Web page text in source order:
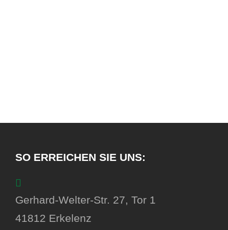
SO ERREICHEN SIE UNS:
Gerhard-Welter-Str. 27, Tor 1
41812 Erkelenz